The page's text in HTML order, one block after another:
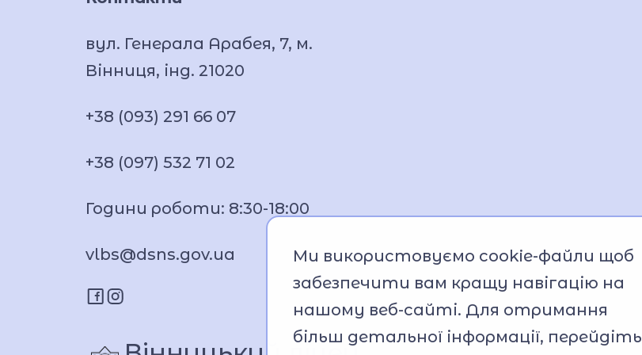
вул. Генерала Арабея, 7, м.
Вінниця, інд. 21020
+38 (093) 291 66 07
+38 (097) 532 71 02
Години роботи: 8:30-18:00
vlbs@dsns.gov.ua
Ми використовуємо cookie-файли щоб
забезпечити вам кращу навігацію на
нашому веб-сайті. Для отримання
більш детальної інформації, перейдіть